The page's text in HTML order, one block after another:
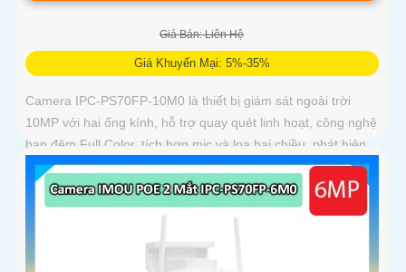
Giá Bán: Liên Hệ
Giá Khuyến Mại: 5%-35%
Camera IPC-PS70FP-10M0 là thiết bị giám sát ngoài trời
10MP với hai ống kính, hỗ trợ quay quét linh hoạt, công nghệ
ban đêm Full Color, tích hợp mic và loa hai chiều, phát hiện
con người và phương tiện, phù hợp lắp đặt cho gia đình, cửa
hàng và văn phòng